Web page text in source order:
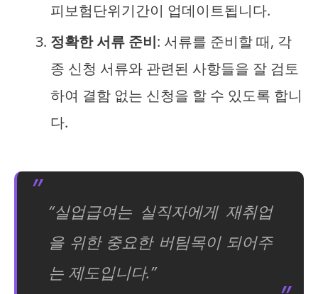
피보험단위기간이 업데이트됩니다.
정확한 서류 준비: 서류를 준비할 때, 각
종 신청 서류와 관련된 사항들을 잘 검토
하여 결함 없는 신청을 할 수 있도록 합니
다.
“실업급여는 실직자에게 재취업
을 위한 중요한 버팀목이 되어주
는 제도입니다.”